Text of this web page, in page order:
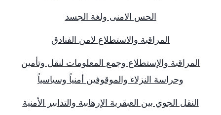
الحس الامنى ولغة الجسد
المراقبة والاستطلاع لامن الفنادق
المراقبة والإستطلاع وجمع المعلومات لنقل وتأمين
وحراسة النزلاء والموقوفين أمنياً وسياسياً
النقل الجوي بين العبقرية الإرهابية والتدابير الأمنية